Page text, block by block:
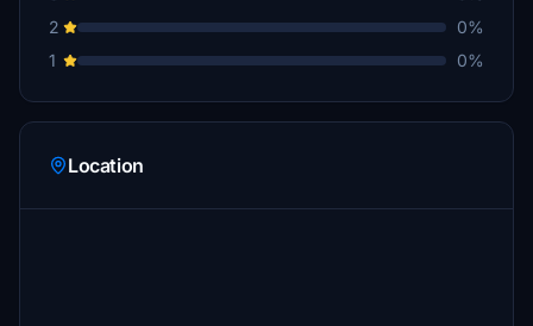
2
0%
1
0%
Location